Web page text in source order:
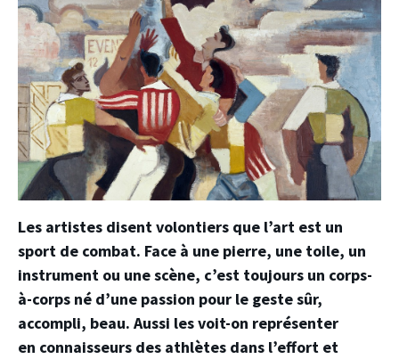
Les artistes disent volontiers que l’art est un
sport de combat. Face à une pierre, une toile, un
instrument ou une scène, c’est toujours un corps-
à-corps né d’une passion pour le geste sûr,
accompli, beau. Aussi les voit-on représenter
en connaisseurs des athlètes dans l’effort et